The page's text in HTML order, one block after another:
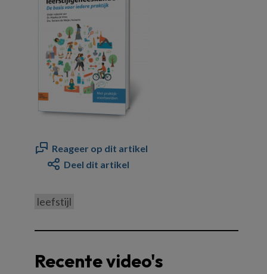
Reageer op dit artikel
Deel dit artikel
leefstijl
Recente video's